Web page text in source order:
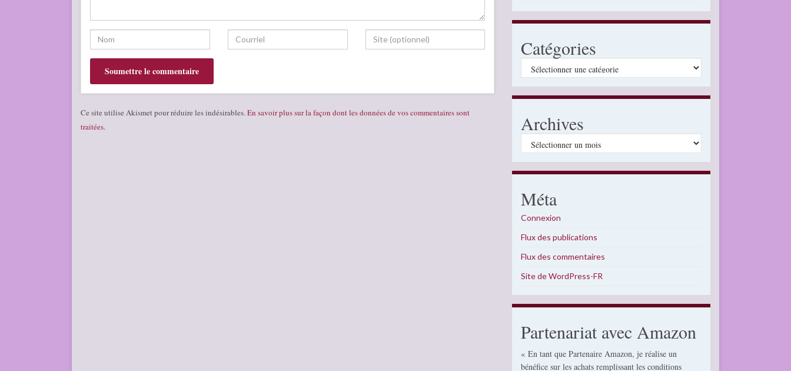
Ce site utilise Akismet pour réduire les indésirables. En savoir plus sur la façon dont les données de vos commentaires sont
traitées.
Catégories
Catégories
Archives
Archives
Méta
Connexion
Flux des publications
Flux des commentaires
Site de WordPress-FR
Partenariat avec Amazon
« En tant que Partenaire Amazon, je réalise un
bénéfice sur les achats remplissant les conditions